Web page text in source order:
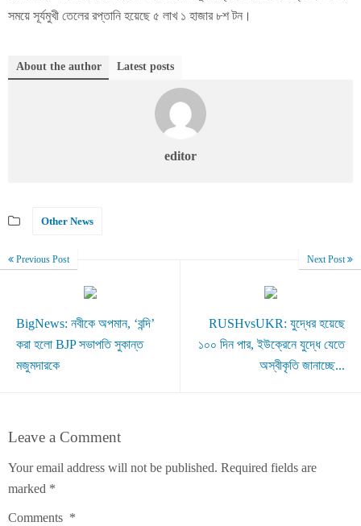
সময়ে সূর্যমুখী তেলের রপ্তানি হয়েছে ৫ লাখ ১ হাজার ৮শ টন।
About the author Latest posts
editor
Other News
Previous Post
BigNews: নবীকে অপমান, ‘বন্দি’
করা হলো BJP সভাপতি সুকান্ত
মজুমদারকে
Next Post
RUSHvsUKR: যুদ্ধের হয়েছে
১০০ দিন পার, ইউক্রেনে যুদ্ধে যেতে
অস্বীকৃতি জানাচ্ছে...
Leave a Comment
Your email address will not be published. Required fields are
marked *
Comments *